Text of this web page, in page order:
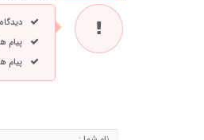
پیام
پیام